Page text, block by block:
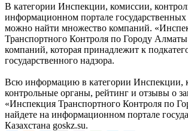
В категории Инспекции, комиссии,
информационном портале государственных
можно найти множество компаний.
Транспортного Контроля по Городу
компаний, которая принадлежит к
государственного надзора.
Всю информацию в категории Инспекции,
контрольные органы, рейтинг и отзывы о
«Инспекция Транспортного Контроля по
найдете на информационном портале
Казахстана goskz.su.